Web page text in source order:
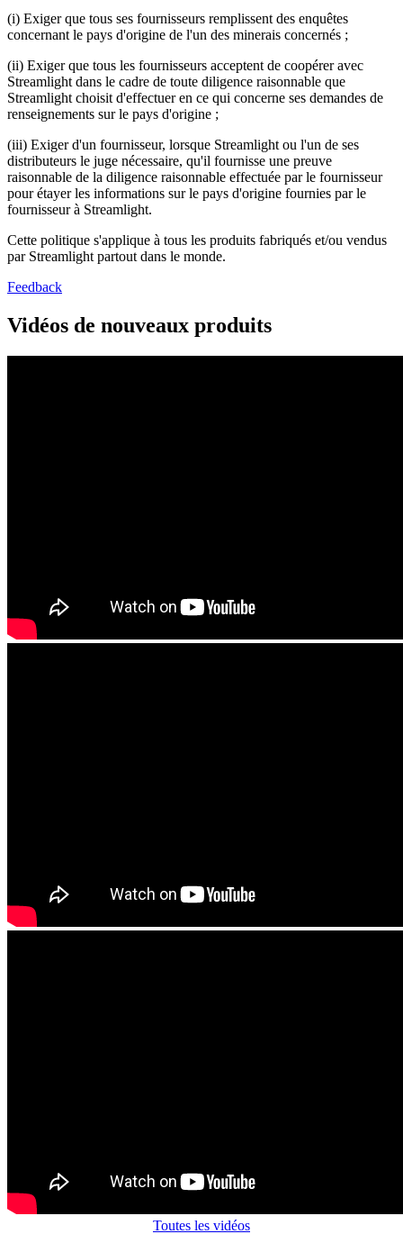
(i) Exiger que tous ses fournisseurs remplissent des enquêtes
concernant le pays d'origine de l'un des minerais concernés ;
(ii) Exiger que tous les fournisseurs acceptent de coopérer avec
Streamlight dans le cadre de toute diligence raisonnable que
Streamlight choisit d'effectuer en ce qui concerne ses demandes de
renseignements sur le pays d'origine ;
(iii) Exiger d'un fournisseur, lorsque Streamlight ou l'un de ses
distributeurs le juge nécessaire, qu'il fournisse une preuve
raisonnable de la diligence raisonnable effectuée par le fournisseur
pour étayer les informations sur le pays d'origine fournies par le
fournisseur à Streamlight.
Cette politique s'applique à tous les produits fabriqués et/ou vendus
par Streamlight partout dans le monde.
Feedback
Vidéos de nouveaux produits
Toutes les vidéos